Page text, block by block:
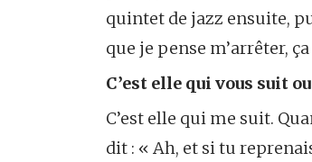
quintet de jazz ensuite,
que je pense m’arrêter,
C’est elle qui vous suit
C’est elle qui me suit.
dit : « Ah, et si tu